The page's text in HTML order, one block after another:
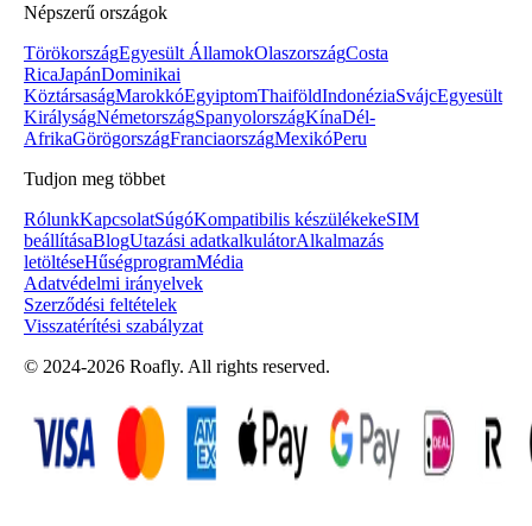
Népszerű országok
TörökországEgyesült ÁllamokOlaszországCosta
RicaJapánDominikai
KöztársaságMarokkóEgyiptomThaiföldIndonéziaSvájcEgyesült
KirályságNémetországSpanyolországKínaDél-
AfrikaGörögországFranciaországMexikóPeru
Tudjon meg többet
RólunkKapcsolatSúgóKompatibilis készülékekeSIM
beállításaBlogUtazási adatkalkulátorAlkalmazás
letöltéseHűségprogramMédia
Adatvédelmi irányelvek
Szerződési feltételek
Visszatérítési szabályzat
© 2024-2026 Roafly. All rights reserved.